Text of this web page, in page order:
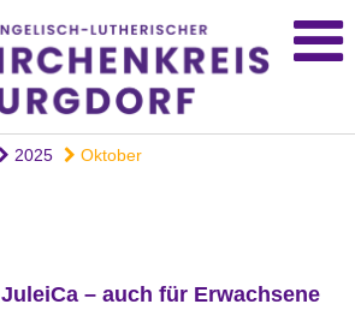
2025 Oktober
JuleiCa – auch für Erwachsene